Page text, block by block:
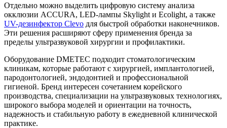
Отдельно можно выделить цифровую систему анализа
окклюзии ACCURA, LED-лампы Skylight и Ecolight, а также
UV-дезинфектор Clevo для быстрой обработки наконечников.
Эти решения расширяют сферу применения бренда за
пределы ультразвуковой хирургии и профилактики.
Оборудование DMETEC подходит стоматологическим
клиникам, которые работают с хирургией, имплантологией,
пародонтологией, эндодонтией и профессиональной
гигиеной. Бренд интересен сочетанием корейского
производства, специализации на ультразвуковых технологиях,
широкого выбора моделей и ориентации на точность,
надежность и стабильную работу в ежедневной клинической
практике.